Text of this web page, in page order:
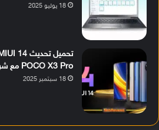
18 يوليو 2025
POCO X3 Pro مع شرح التثبيت
18 سبتمبر 2025